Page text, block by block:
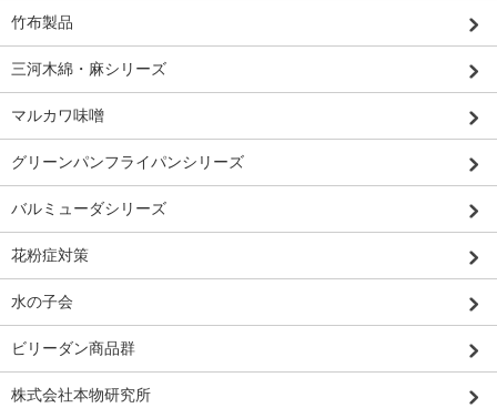
竹布製品
三河木綿・麻シリーズ
マルカワ味噌
グリーンパンフライパンシリーズ
バルミューダシリーズ
花粉症対策
水の子会
ビリーダン商品群
株式会社本物研究所